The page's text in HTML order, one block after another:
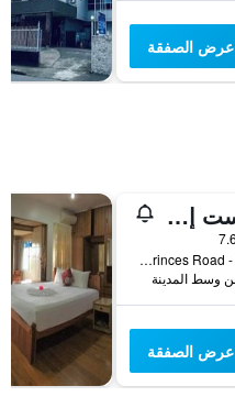
عرض الصفقة
رينفوريست إكو لودج
Princes Road - Colo-I-Suva, سوفا, فيجي
عرض الصفقة